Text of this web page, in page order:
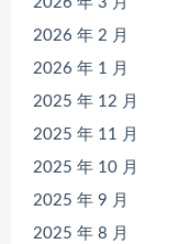
2026 年 2 月
2026 年 1 月
2025 年 12 月
2025 年 11 月
2025 年 10 月
2025 年 9 月
2025 年 8 月